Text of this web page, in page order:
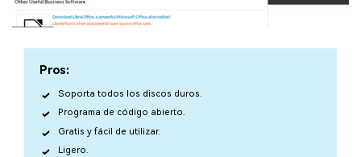
Pros:
Soporta todos los discos duros.
Programa de código abierto.
Gratis y fácil de utilizar.
Ligero.